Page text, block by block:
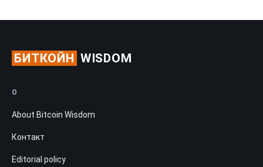
БИТКОЙН WISDOM
О
About Bitcoin Wisdom
Контакт
Editorial policy